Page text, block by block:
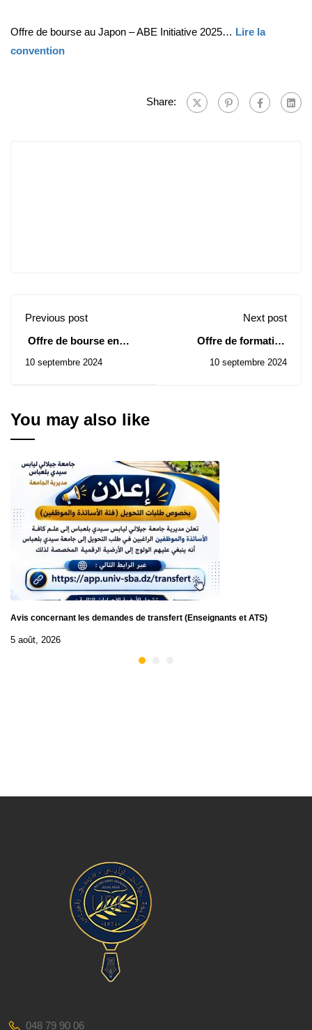
Offre de bourse au Japon – ABE Initiative 2025… Lire la
convention
Share:
Previous post
Offre de bourse en
Helouane
10 septembre 2024
Next post
Offre de formation
Public Policy" du Chili
10 septembre 2024
You may also like
Avis concernant les demandes de transfert (Enseignants et ATS)
5 août, 2026
048 79 90 06